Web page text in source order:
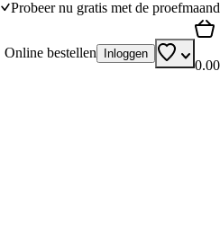
Probeer nu gratis met de proefmaand
Online bestellen Inloggen
0.00